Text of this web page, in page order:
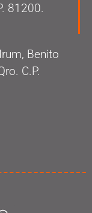
81200.
Benito
C.P.